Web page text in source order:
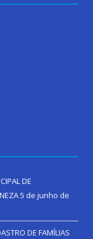
DE
5 de junho de
DE FAMÍLIAS